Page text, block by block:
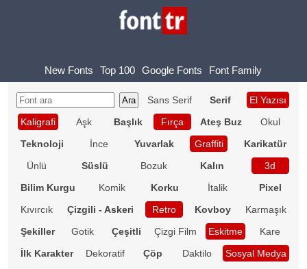
New Fonts Top 100 Google Fonts Font Family
Sans Serif Serif
El Yazısı
Kaligrafi
Aşk Başlık Fırça Ateş Buz
Okul
Teknoloji
İnce Yuvarlak Graffiti
Karikatür
Ünlü
Süslü Bozuk Kalın
3d
Bilim Kurgu
Komik Korku İtalik
Pixel
Kıvırcık
Çizgili - Askeri Retro Kovboy
Karmaşık
Şekiller
Gotik Çeşitli Çizgi Film Eskitme
Kare
İlk Karakter
Dekoratif Çöp Daktilo
Sosyal Medya